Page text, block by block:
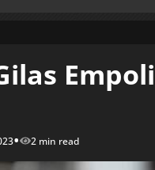
• 2 min read